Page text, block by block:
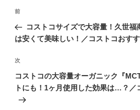
投
ナ
ゲ
ー
シ
ョ
前
の
投
前
コストコサイズで大容量！久世福
は安くて美味しい！／コストコおす
次
の
投
次
コストコの大容量オーガニック『
トにも！1ヶ月使用した効果は…？／